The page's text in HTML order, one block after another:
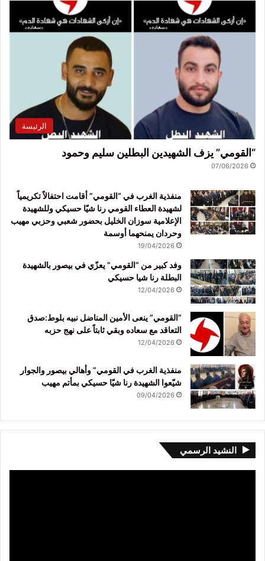
الرئيسة
“القومي” يزف الشهيدين البطلين سليم وحمود
07/06/2026
منفذية الغرب في “القومي” أقامت احتفالاً تكريمياً
لشهيدة العطاء القومي رنا شيّا حسيكي وللشهيدة
الإعلامية سوزان الخليل بحضور شعبي وحزبي مهيب
وحردان يمنحهما أوسمة
19/04/2026
وفد كبير من “القومي” يعزّي في بيصور بالشهيدة
البطلة رنا شيا حسيكي
12/04/2026
“القومي” ينعى الأمين المناضل نبيه بلوط:صدق
التعاقد مع سعاده وبقي ثابتاً على نهج حزبه
12/04/2026
منفذية الغرب في القومي” وأهالي بيصور والجوار
شيّعوا الشهيدة رنا شيّا حسيكي بمأتم مهيب
09/04/2026
النشيد الرسمي